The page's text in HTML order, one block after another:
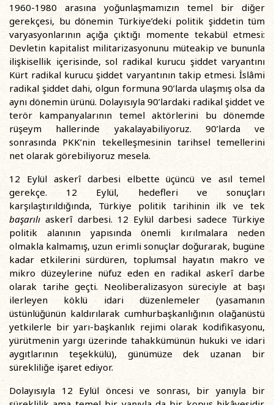
1960-1980 arasına yoğunlaşmamızın temel bir diğer
gerekçesi, bu dönemin Türkiye’deki politik şiddetin tüm
varyasyonlarının açığa çıktığı momente tekabül etmesi:
Devletin kapitalist militarizasyonunu müteakip ve bununla
ilişkisellik içerisinde, sol radikal kurucu şiddet varyantını
Kürt radikal kurucu şiddet varyantının takip etmesi. İslâmi
radikal şiddet dahi, olgun formuna 90’larda ulaşmış olsa da
aynı dönemin ürünü. Dolayısıyla 90’lardaki radikal şiddet ve
terör kampanyalarının temel aktörlerini bu dönemde
rüşeym hallerinde yakalayabiliyoruz. 90’larda ve
sonrasında PKK’nin tekelleşmesinin tarihsel temellerini
net olarak görebiliyoruz mesela.
12 Eylül askerî darbesi elbette üçüncü ve asıl temel
gerekçe. 12 Eylül, hedefleri ve sonuçları
karşılaştırıldığında, Türkiye politik tarihinin ilk ve tek
başarılı askerî darbesi. 12 Eylül darbesi sadece Türkiye
politik alanının yapısında önemli kırılmalara neden
olmakla kalmamış, uzun erimli sonuçlar doğurarak, bugüne
kadar etkilerini sürdüren, toplumsal hayatın makro ve
mikro düzeylerine nüfuz eden en radikal askerî darbe
olarak tarihe geçti. Neoliberalizasyon süreciyle at başı
ilerleyen köklü idari düzenlemeler (yasamanın
üstünlüğünün kaldırılarak cumhurbaşkanlığının olağanüstü
yetkilerle bir yarı-başkanlık rejimi olarak kodifikasyonu,
yürütmenin yargı üzerinde tahakkümünün hukuki ve idari
aygıtlarının teşekkülü), günümüze dek uzanan bir
sürekliliğe işaret ediyor.
Dolayısıyla 12 Eylül öncesi ve sonrası, bir yanıyla bir